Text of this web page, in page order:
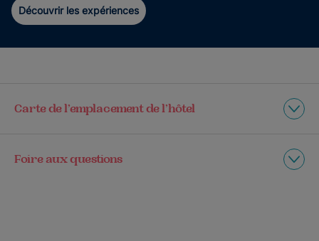
Découvrir les expériences
Carte de l’emplacement de l’hôtel
Foire aux questions